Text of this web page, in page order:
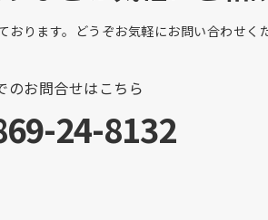
ります。どうぞお気軽にお問い合わせく
のお問合せはこちら
24-8132